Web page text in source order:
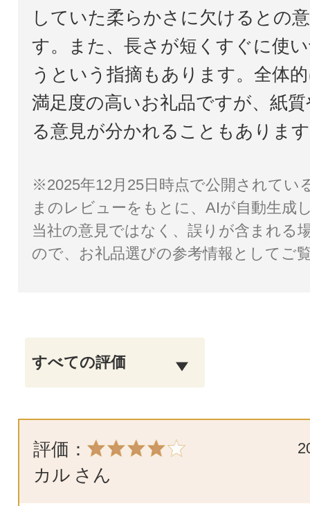
していた柔らかさに欠けるとの
す。また、長さが短くすぐに使
うという指摘もあります。全体
満足度の高いお礼品ですが、紙
る意見が分かれることもありま
※2025年12月25日時点で公開されてい
まのレビューをもとに、AIが自動生成
当社の意見ではなく、誤りが含まれる
ので、お礼品選びの参考情報としてご
評価：
カル さん